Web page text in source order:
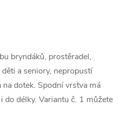
bryndáků, prostěradel,
a seniory, nepropustí
dotek. Spodní vrstva má
délky. Variantu č. 1 můžete